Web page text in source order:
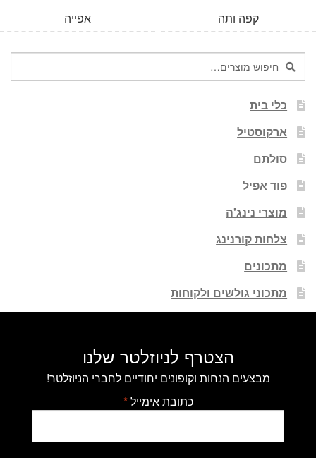
אפייה קפה ותה
חיפוש
עבור:
חיפוש
כלי בית
ארקוסטיל
סולתם
פוד אפיל
מוצרי נינג'ה
צלחות קורנינג
מתכונים
מתכוני גולשים ולקוחות
הצטרף לניוזלטר שלנו
מבצעים הנחות וקופונים יחודיים לחברי הניוזלטר!
כתובת אימייל*